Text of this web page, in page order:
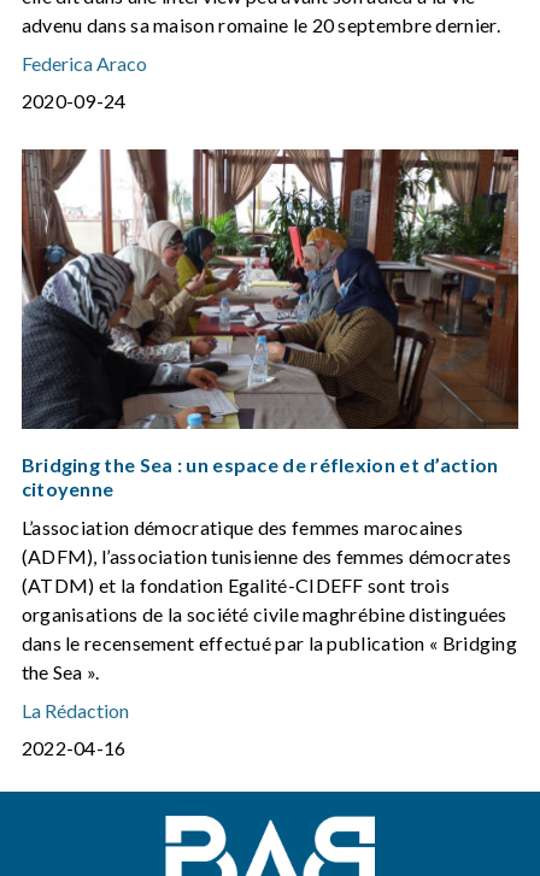
advenu dans sa maison romaine le 20 septembre dernier.
Federica Araco
2020-09-24
Bridging the Sea : un espace de réflexion et d’action
citoyenne
L’association démocratique des femmes marocaines
(ADFM), l’association tunisienne des femmes démocrates
(ATDM) et la fondation Egalité-CIDEFF sont trois
organisations de la société civile maghrébine distinguées
dans le recensement effectué par la publication « Bridging
the Sea ».
La Rédaction
2022-04-16